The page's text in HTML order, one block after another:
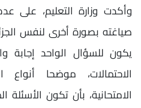
وأكدت وزارة التعليم، على
صياغته بصورة أخرى لنفس
يكون للسؤال الواحد
الاحتمالات، موضحا أنواع
الامتحانية، بأن تكون